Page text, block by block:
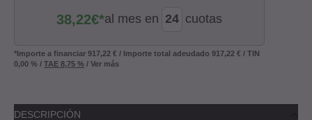
38,22€*al mes en cuotas
*Importe a financiar 917,22 € / Importe total adeudado 917,22 € / TIN
0,00 % / TAE 8,75 % / Ver más
DESCRIPCIÓN